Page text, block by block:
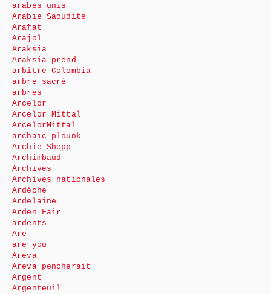
arabes unis
Arabie Saoudite
Arafat
Arajol
Araksia
Araksia prend
arbitre Colombia
arbre sacré
arbres
Arcelor
Arcelor Mittal
ArcelorMittal
archaïc plounk
Archie Shepp
Archimbaud
Archives
Archives nationales
Ardèche
Ardelaine
Arden Fair
ardents
Are
are you
Areva
Areva pencherait
Argent
Argenteuil